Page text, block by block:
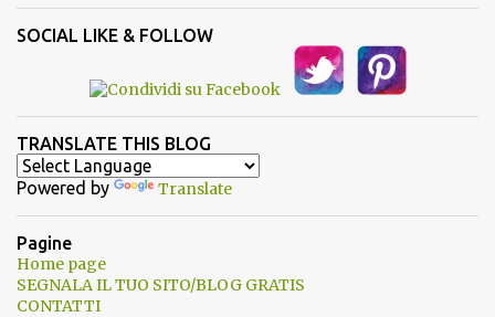
SOCIAL LIKE & FOLLOW
TRANSLATE THIS BLOG
Powered by Translate
Pagine
Home page
SEGNALA IL TUO SITO/BLOG GRATIS
CONTATTI